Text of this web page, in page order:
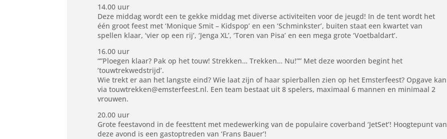
14.00 uur
Deze middag wordt een te gekke middag met diverse activiteiten voor de jeugd! In de tent wordt het
één groot feest met ‘Monique Smit – Kidspop’ en een ‘Schminkster’, buiten staat een kwartet van
spellen klaar, ‘vier op een rij’, ‘Jenga XL’, ‘Toren van Pisa’ en een mega grote ‘Voetbaldart’.
16.00 uur
“”Ploegen klaar? Pak op het touw! Strekken… Trekken… Nu!”” Met deze woorden begint het
’touwtrekwedstrijd’.
Wie trekt er aan het langste eind? Wie laat zijn of haar spierballen zien op het Emsterfeest? Opgave kan
via touwtrekken@emsterfeest.nl. Een team bestaat uit 8 spelers, maximaal 6 mannen en minimaal 2
vrouwen.
20.00 uur
Grote feestavond in de feesttent met medewerking van de populaire coverband ‘JetSet’! Hoogtepunt van
deze avond is een gastoptreden van ‘Frans Bauer’!